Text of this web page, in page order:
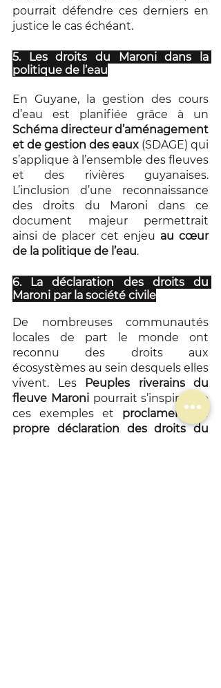
pourrait défendre ces derniers en
justice le cas échéant.
5. Les droits du Maroni dans la
politique de l’eau
En Guyane, la gestion des cours
Schéma directeur d’aménagement
et de gestion des eaux (SDAGE) qui
s’applique à l’ensemble des fleuves
et des rivières guyanaises.
L’inclusion d’une reconnaissance
des droits du Maroni dans ce
document majeur permettrait
ainsi de placer cet enjeu au cœur
de la politique de l’eau.
6. La déclaration des droits du
Maroni par la société civile
De nombreuses communautés
locales de part le monde ont
reconnu des droits aux
écosystèmes au sein desquels elles
vivent. Les
Peuples riverains du
fleuve Maroni pourrait s’inspirer de
ces exemples et proclamer leur
propre déclaration des droits du